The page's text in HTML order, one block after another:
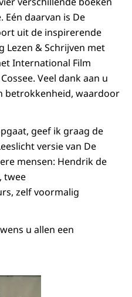
Eén daarvan is De
uit de inspirerende
Lezen & Schrijven met
International Film
Veel dank aan u
betrokkenheid, waardoor
geef ik graag de
versie van De
mensen: Hendrik de
twee
zelf voormalig
u allen een
Open de galerij in vergrote